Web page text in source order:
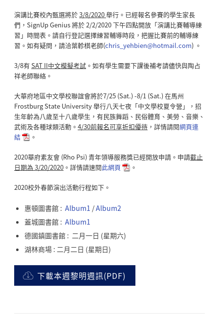
演講比賽校內甄選將於3/8/2020舉行。已經報名參賽的學生家長
們，SignUp Genius 將於 2/2/2020 下午四點開放「演講比賽輔導練
習」時間表。 請自行登記選擇練習輔導時段， 把握比賽前的輔導練
習。 如有疑問，請洽葉軫棋老師(chris_yehbien@hotmail.com) 。
3/8有SAT II中文模擬考試。如有學生需要下課後補考請儘快與陶占
祥老師聯絡。
大華府地區中文學校聯誼會將於7/25 (Sat.) -8/1 (Sat.) 在馬州
Frostburg State University 舉行八天七夜「中文學校夏令營」，招
生年齡為八歲至十八歲學生，有民族舞蹈、民俗體育、美勞、音樂、
武術及各種球類活動。 4/30前報名可享折扣優待，詳情請閱網頁連
結
。
2020華府素友會 (Rho Psi) 青年領導服務獎已經開放申請。申請截止
日期為 3/20/2020。詳情請速閱此網頁 。
2020校外春節演出活動行程如下。
惠頓圖書館 : Album1 /Album2
蓋城圖書館 : Album1
德國鎮圖書館 : 二月一日 (星期六)
湖林商場 : 二月二日 (星期日)
下載本週黎明週訊(PDF)